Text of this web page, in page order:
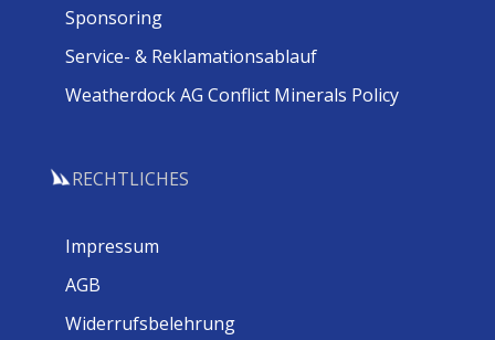
Sponsoring
Service- & Reklamationsablauf
Weatherdock AG Conflict Minerals Policy
RECHTLICHES
Impressum
AGB
Widerrufsbelehrung